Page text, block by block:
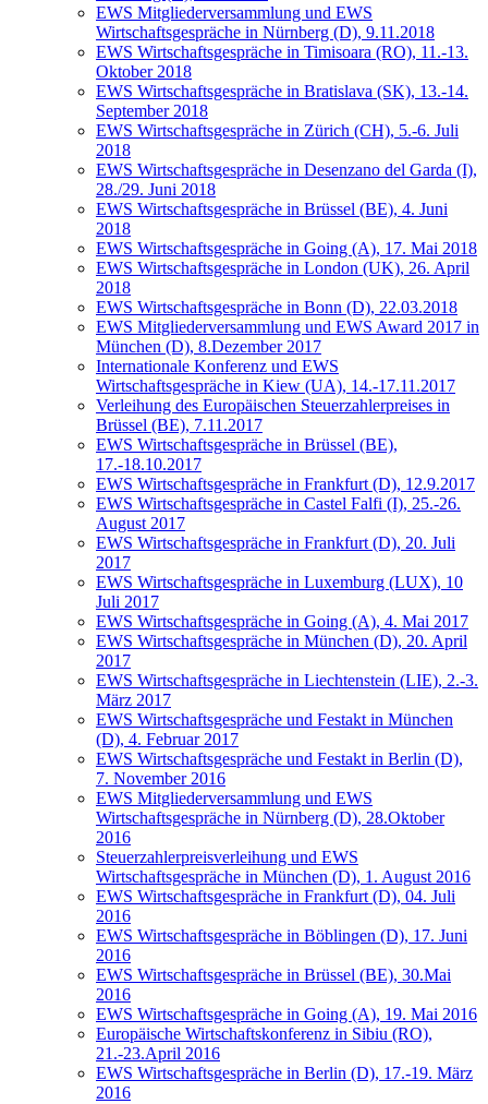
EWS Mitgliederversammlung und EWS
Wirtschaftsgespräche in Nürnberg (D), 9.11.2018
EWS Wirtschaftsgespräche in Timisoara (RO), 11.-13.
Oktober 2018
EWS Wirtschaftsgespräche in Bratislava (SK), 13.-14.
September 2018
EWS Wirtschaftsgespräche in Zürich (CH), 5.-6. Juli
2018
EWS Wirtschaftsgespräche in Desenzano del Garda (I),
28./29. Juni 2018
EWS Wirtschaftsgespräche in Brüssel (BE), 4. Juni
2018
EWS Wirtschaftsgespräche in Going (A), 17. Mai 2018
EWS Wirtschaftsgespräche in London (UK), 26. April
2018
EWS Wirtschaftsgespräche in Bonn (D), 22.03.2018
EWS Mitgliederversammlung und EWS Award 2017 in
München (D), 8.Dezember 2017
Internationale Konferenz und EWS
Wirtschaftsgespräche in Kiew (UA), 14.-17.11.2017
Verleihung des Europäischen Steuerzahlerpreises in
Brüssel (BE), 7.11.2017
EWS Wirtschaftsgespräche in Brüssel (BE),
17.-18.10.2017
EWS Wirtschaftsgespräche in Frankfurt (D), 12.9.2017
EWS Wirtschaftsgespräche in Castel Falfi (I), 25.-26.
August 2017
EWS Wirtschaftsgespräche in Frankfurt (D), 20. Juli
2017
EWS Wirtschaftsgespräche in Luxemburg (LUX), 10
Juli 2017
EWS Wirtschaftsgespräche in Going (A), 4. Mai 2017
EWS Wirtschaftsgespräche in München (D), 20. April
2017
EWS Wirtschaftsgespräche in Liechtenstein (LIE), 2.-3.
März 2017
EWS Wirtschaftsgespräche und Festakt in München
(D), 4. Februar 2017
EWS Wirtschaftsgespräche und Festakt in Berlin (D),
7. November 2016
EWS Mitgliederversammlung und EWS
Wirtschaftsgespräche in Nürnberg (D), 28.Oktober
2016
Steuerzahlerpreisverleihung und EWS
Wirtschaftsgespräche in München (D), 1. August 2016
EWS Wirtschaftsgespräche in Frankfurt (D), 04. Juli
2016
EWS Wirtschaftsgespräche in Böblingen (D), 17. Juni
2016
EWS Wirtschaftsgespräche in Brüssel (BE), 30.Mai
2016
EWS Wirtschaftsgespräche in Going (A), 19. Mai 2016
Europäische Wirtschaftskonferenz in Sibiu (RO),
21.-23.April 2016
EWS Wirtschaftsgespräche in Berlin (D), 17.-19. März
2016